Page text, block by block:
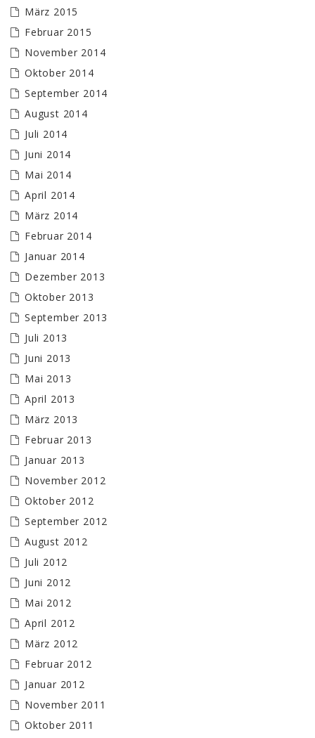
März 2015
Februar 2015
November 2014
Oktober 2014
September 2014
August 2014
Juli 2014
Juni 2014
Mai 2014
April 2014
März 2014
Februar 2014
Januar 2014
Dezember 2013
Oktober 2013
September 2013
Juli 2013
Juni 2013
Mai 2013
April 2013
März 2013
Februar 2013
Januar 2013
November 2012
Oktober 2012
September 2012
August 2012
Juli 2012
Juni 2012
Mai 2012
April 2012
März 2012
Februar 2012
Januar 2012
November 2011
Oktober 2011